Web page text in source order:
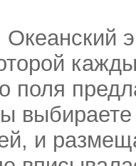
Океанский
поля
и